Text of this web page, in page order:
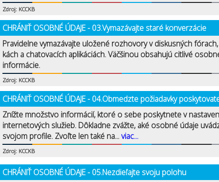
Zdroj: KCCKB
CHRÁNIŤ OSOBNÉ ÚDAJE - 03.Vymazávajte staré konverzácie
Pravidelne vymazávajte uložené rozhovory v diskusných fórach,
kách a chatovacích aplikáciách. Väčšinou obsahujú citlivé
informácie.
Zdroj: KCCKB
CHRÁNIŤ OSOBNÉ ÚDAJE - 04.Obmedzte požiadavky
Znížte množstvo informácií, ktoré o sebe poskytnete v
internetových služieb. Dôkladne zvážte, aké osobné údaje
svojom profile. Zvoľte len také na...viac...
Zdroj: KCCKB
CHRÁNIŤ OSOBNÉ ÚDAJE - 05.Nezdieľajte svoju polohu